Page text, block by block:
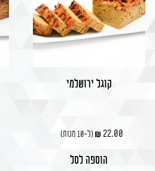
קוגל ירושלמי
22.00 (ל-10 מנות)
הוספה לסל